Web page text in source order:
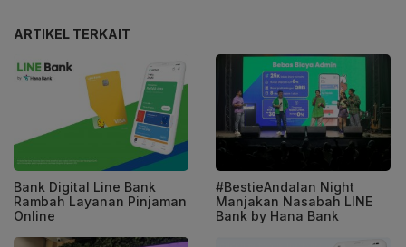
ARTIKEL TERKAIT
Bank Digital Line Bank
Rambah Layanan Pinjaman
Online
#BestieAndalan Night
Manjakan Nasabah LINE
Bank by Hana Bank